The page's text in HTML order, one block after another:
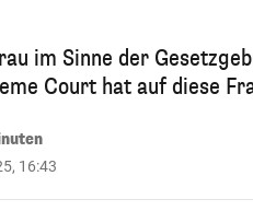
im Sinne der
Court hat auf diese
16:43